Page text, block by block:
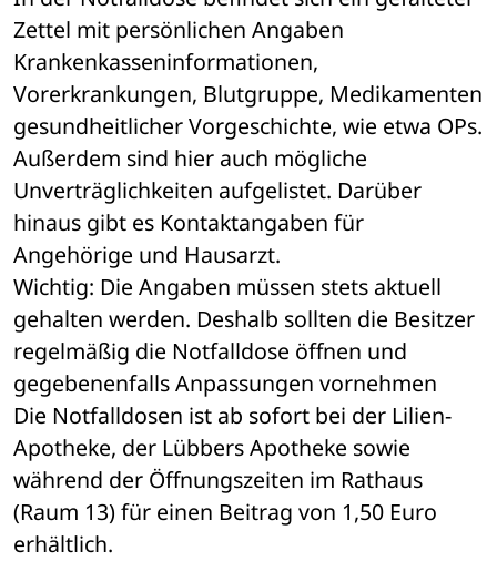
Zettel mit persönlichen Angaben
Krankenkasseninformationen,
Vorerkrankungen, Blutgruppe, Medikamenten
gesundheitlicher Vorgeschichte, wie etwa OPs.
Außerdem sind hier auch mögliche
Unverträglichkeiten aufgelistet. Darüber
hinaus gibt es Kontaktangaben für
Angehörige und Hausarzt.
Wichtig: Die Angaben müssen stets aktuell
gehalten werden. Deshalb sollten die Besitzer
regelmäßig die Notfalldose öffnen und
gegebenenfalls Anpassungen vornehmen
Die Notfalldosen ist ab sofort bei der Lilien-
Apotheke, der Lübbers Apotheke sowie
während der Öffnungszeiten im Rathaus
(Raum 13) für einen Beitrag von 1,50 Euro
erhältlich.